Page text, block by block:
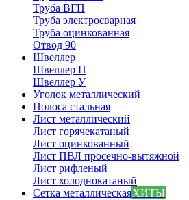
Труба ВГП
Труба электросварная
Труба оцинкованная
Отвод 90
Швеллер
Швеллер П
Швеллер У
Уголок металлический
Полоса стальная
Лист металлический
Лист горячекатаный
Лист оцинкованный
Лист ПВЛ просечно-вытяжной
Лист рифленый
Лист холоднокатаный
Сетка металлическаяХИТЫ